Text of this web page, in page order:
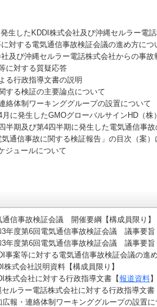
生したKDDI株式会社及び沖縄セルラー電
する電気通信事故検証会議の進め方につ
び沖縄セルラー電話株式会社からの事故
対する質疑応答
行政指導文書の説明
る検証の主要論点について
体制ワーキンググループの設置について
に発生したGMOグローバルサインHD（株
半期及び第4四半期に発生した電気通信事
通信事故に関する検証報告」の目次（案）
ジュールについて
事故検証会議 開催要綱【構成員限り】
度第6回電気通信事故検証会議 議事要旨
度第6回電気通信事故検証会議 議事要旨
等に対する電気通信事故検証会議の進め
会社説明資料【構成員限り】
式会社に対する行政指導文書【報道資料】
ルラー電話株式会社に対する行政指導文書
・連絡体制ワーキンググループの設置に